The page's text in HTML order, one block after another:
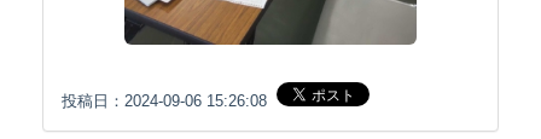
投稿日：2024-09-06 15:26:08